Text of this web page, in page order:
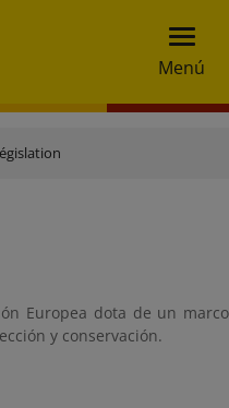
Menú
Europea dota de un marco
y conservación.